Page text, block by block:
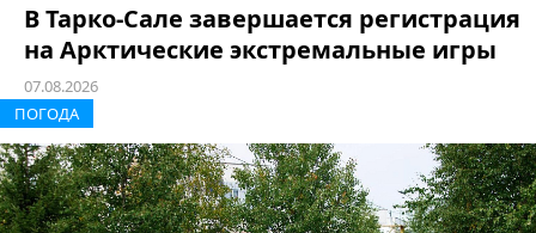
В Тарко-Сале завершается регистрация
на Арктические экстремальные игры
07.08.2026
ПОГОДА